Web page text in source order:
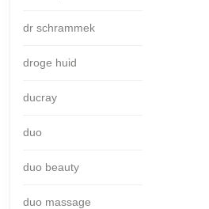
dr schrammek
droge huid
ducray
duo
duo beauty
duo massage